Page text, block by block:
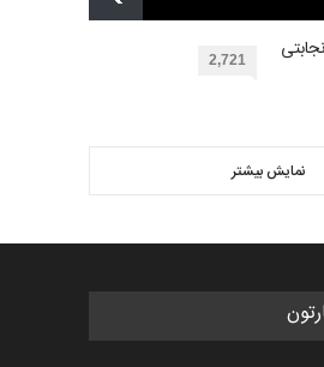
آفریقا، مراکش…
مهلت
کتابخانۀ ممتا…
مسابقه بین‌المللی کارتون آیدین
دوغان، ترکیه،…
گالری آثار منتخب کارتون های
گرگلی باکاس…
گالری حدود یک ماه قبل
2,721
نمایش بیشتر